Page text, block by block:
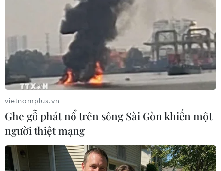
Theo dõi VietnamPlus
TIN LIÊN QUAN
vietnamplus.vn
Ghe gỗ phát nổ trên sông Sài Gòn khiến một
người thiệt mạng